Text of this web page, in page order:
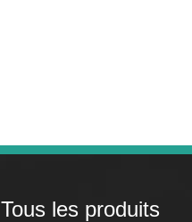
Tous les produits